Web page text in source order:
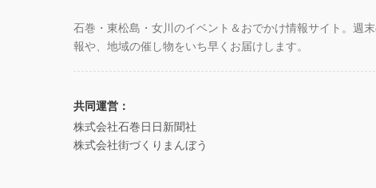
石巻・東松島・女川のイベント＆おでかけ情報サイト。週
報や、地域の催し物をいち早くお届けします。
共同運営：
株式会社石巻日日新聞社
株式会社街づくりまんぼう